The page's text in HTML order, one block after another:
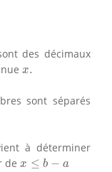
des décimaux
x.
x
sont séparés
à déterminer
de x ≤ b − a
x ≤b −